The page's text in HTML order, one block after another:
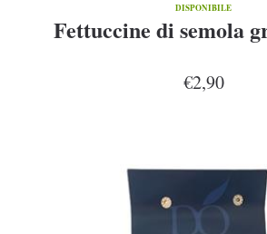
DISPONIBILE
Fettuccine di semola
€2,90